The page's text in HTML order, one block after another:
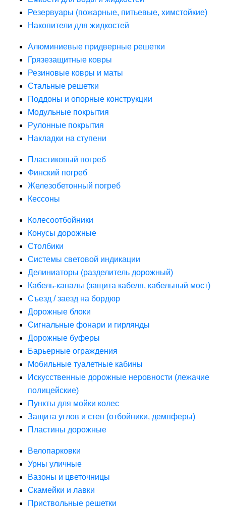
Резервуары (пожарные, питьевые, химстойкие)
Накопители для жидкостей
Алюминиевые придверные решетки
Грязезащитные ковры
Резиновые ковры и маты
Стальные решетки
Поддоны и опорные конструкции
Модульные покрытия
Рулонные покрытия
Накладки на ступени
Пластиковый погреб
Финский погреб
Железобетонный погреб
Кессоны
Колесоотбойники
Конусы дорожные
Столбики
Системы световой индикации
Делиниаторы (разделитель дорожный)
Кабель-каналы (защита кабеля, кабельный мост)
Съезд / заезд на бордюр
Дорожные блоки
Сигнальные фонари и гирлянды
Дорожные буферы
Барьерные ограждения
Мобильные туалетные кабины
Искусственные дорожные неровности (лежачие
полицейские)
Пункты для мойки колес
Защита углов и стен (отбойники, демпферы)
Пластины дорожные
Велопарковки
Урны уличные
Вазоны и цветочницы
Скамейки и лавки
Приствольные решетки